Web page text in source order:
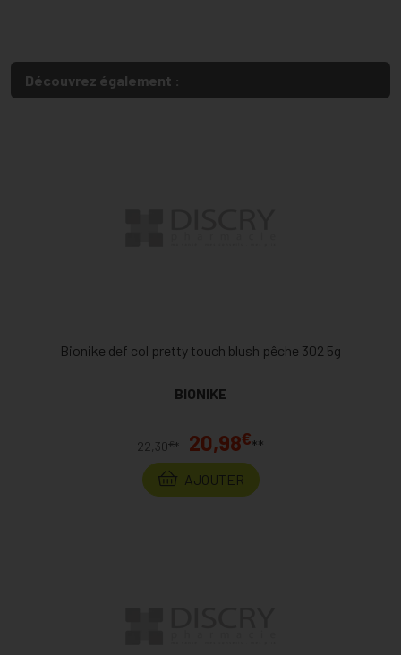
Découvrez également :
Bionike def col pretty touch blush pêche 302 5g
BIONIKE
22,30€* 20,98€**
AJOUTER